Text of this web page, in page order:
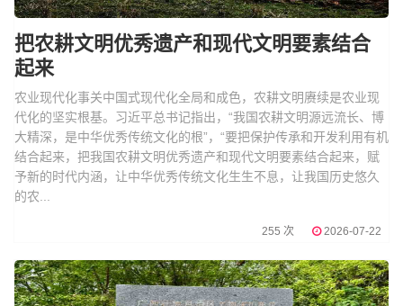
把农耕文明优秀遗产和现代文明要素结合
起来
农业现代化事关中国式现代化全局和成色，农耕文明赓续是农业现
代化的坚实根基。习近平总书记指出，“我国农耕文明源远流长、博
大精深，是中华优秀传统文化的根”，“要把保护传承和开发利用有机
结合起来，把我国农耕文明优秀遗产和现代文明要素结合起来，赋
予新的时代内涵，让中华优秀传统文化生生不息，让我国历史悠久
的农...
255 次 2026-07-22